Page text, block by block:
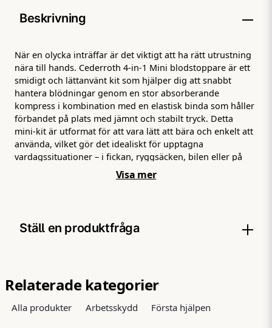
Beskrivning
När en olycka inträffar är det viktigt att ha rätt utrustning
nära till hands. Cederroth 4‑in‑1 Mini blodstoppare är ett
smidigt och lättanvänt kit som hjälper dig att snabbt
hantera blödningar genom en stor absorberande
kompress i kombination med en elastisk binda som håller
förbandet på plats med jämnt och stabilt tryck. Detta
mini‑kit är utformat för att vara lätt att bära och enkelt att
använda, vilket gör det idealiskt för upptagna
vardagssituationer – i fickan, ryggsäcken, bilen eller på
arbetsplatsen där utrymmet är begränsat. Den
absorberande kompressen fångar effektivt upp blod,
Cederroth 4‑in‑1 Mini blodstoppare är ett praktiskt
tillskott till din personliga första hjälpen‑utrustning, och
och trygghet i vardagen.
Visa mer
Ställ en produktfråga
Relaterade kategorier
Alla produkter Arbetsskydd Första hjälpen